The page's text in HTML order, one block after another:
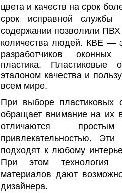
цвета и качеств на срок
срок исправной
содержании позволили ПВХ
количества людей. КBЕ —
разработчиков
пластика. Пластиковые
эталоном качества и
всем мире.
При выборе пластиковых
обращает внимание на их
отличаются
привлекательностью. Эти
подходят к любому
При этом технология
материалов дают
дизайнера.